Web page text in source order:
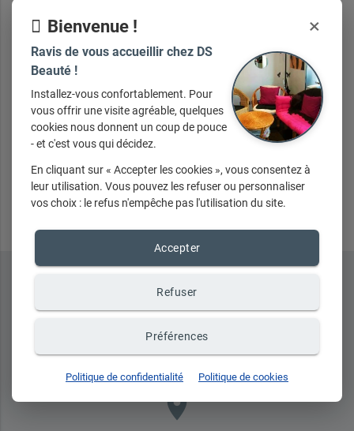
Votre message
Envoyer
place
Bienvenue ! ×
Ravis de vous accueillir chez DS
Beauté !
Installez-vous confortablement. Pour
vous offrir une visite agréable, quelques
cookies nous donnent un coup de pouce
- et c'est vous qui décidez.
En cliquant sur « Accepter les cookies », vous consentez à
leur utilisation. Vous pouvez les refuser ou personnaliser
vos choix : le refus n'empêche pas l'utilisation du site.
Accepter
Refuser
Préférences
Politique de confidentialité Politique de cookies